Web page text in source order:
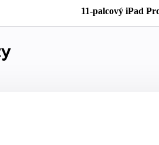
11-palcový iPad